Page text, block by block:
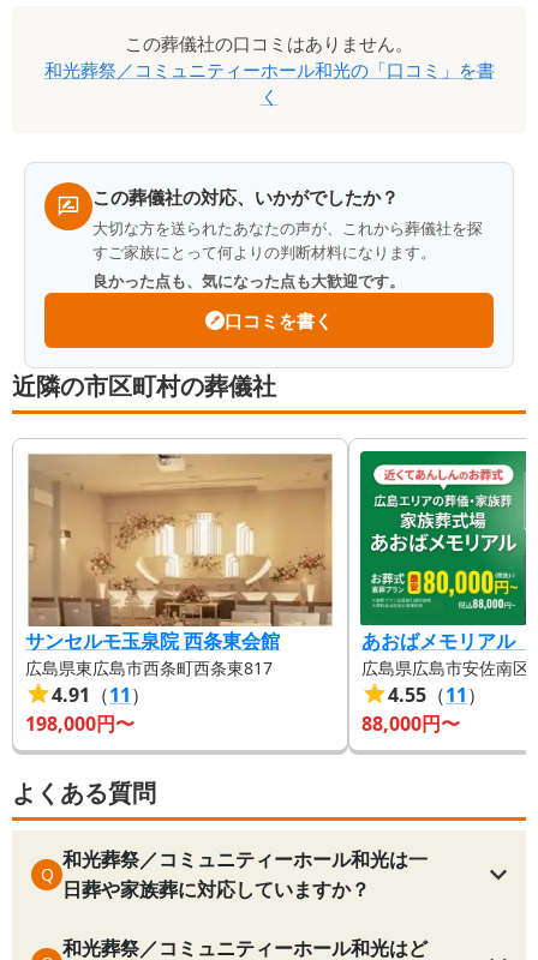
この葬儀社の口コミはありません。
和光葬祭／コミュニティーホール和光の「口コミ」を書
く
この葬儀社の対応、いかがでしたか？
大切な方を送られたあなたの声が、これから葬儀社を探
すご家族にとって何よりの判断材料になります。
良かった点も、気になった点も大歓迎です。
口コミを書く
近隣の市区町村の葬儀社
サンセルモ玉泉院 西条東会館
広島県東広島市西条町西条東817
4.91 （11）
198,000円〜
あおばメモリアル
広島県広島市安佐南区
4.55 （11）
88,000円〜
よくある質問
Q
和光葬祭／コミュニティーホール和光は一
日葬や家族葬に対応していますか？
和光葬祭／コミュニティーホール和光はど